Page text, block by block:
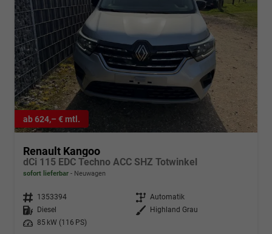
ab 624,– € mtl.
Renault Kangoo
dCi 115 EDC Techno ACC SHZ Totwinkel
sofort lieferbar Neuwagen
Fahrzeugnr. 1353394 Getriebe Automatik
Kraftstoff
Diesel Außenfarbe
Highland Grau
Leistung
85 kW (116 PS)